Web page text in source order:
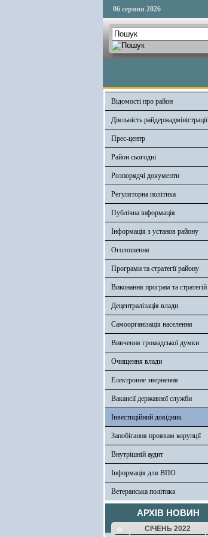
06 серпня 2026
Відомості про район
Діяльність райдержадміністрації
Прес-центр
Район сьогодні
Розпорядчі документи
Регуляторна політика
Публічна інформація
Інформація з установ району
Оголошення
Програми та стратегії району
Виконання програм та стратегій
Децентралізація влади
Самоорганізація населення
Вивчення громадської думки
Очищення влади
Електронне звернення
Вакансії державної служби
Інвестиційний довідник
Запобігання проявам корупції
Внутрішній аудит
Інформація для ВПО
Ветеранська політика
АРХІВ НОВИН
« СІЧЕНЬ 2022